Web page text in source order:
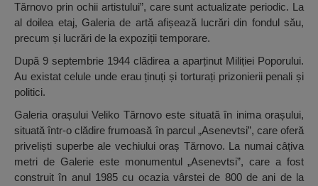
Tărnovo prin ochii artistului”, care sunt actualizate periodic. La
al doilea etaj, Galeria de artă afișează lucrări din fondul său,
precum și lucrări de la expoziții temporare.
După 9 septembrie 1944 clădirea a aparținut Miliției Poporului.
Au existat celule unde erau ținuți și torturați prizonierii penali și
politici.
Galeria orașului Veliko Tărnovo este situată în inima orașului,
situată într-o clădire frumoasă în parcul „Asenevtsi”, care oferă
priveliști superbe ale vechiului oraș Tărnovo. La numai câțiva
metri de Galerie este monumentul „Asenevtsi”, care a fost
construit în anul 1985 cu ocazia vârstei de 800 de ani de la